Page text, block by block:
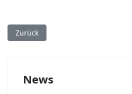
Vorheriger Beitrag: Skiprogramm
Zurück
News